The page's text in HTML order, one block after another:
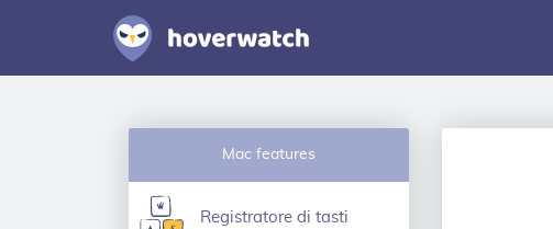
Mac features
Registratore di tasti